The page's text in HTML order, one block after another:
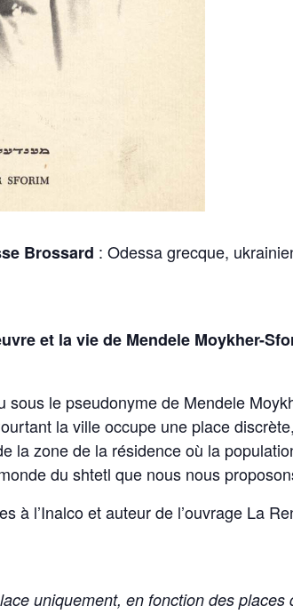
Brossard : Odessa grecque,
et la vie de Mendele Moykher-
sous le pseudonyme de Mendele
la ville occupe une place
la zone de la résidence où la
du shtetl que nous nous
à l’Inalco et auteur de l’ouvrage La
uniquement, en fonction des places